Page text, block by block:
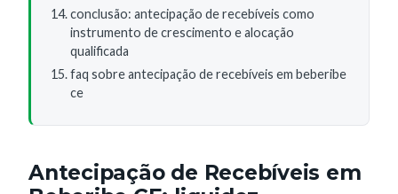
conclusão: antecipação de recebíveis como
instrumento de crescimento e alocação
qualificada
faq sobre antecipação de recebíveis em beberibe
ce
Antecipação de Recebíveis em